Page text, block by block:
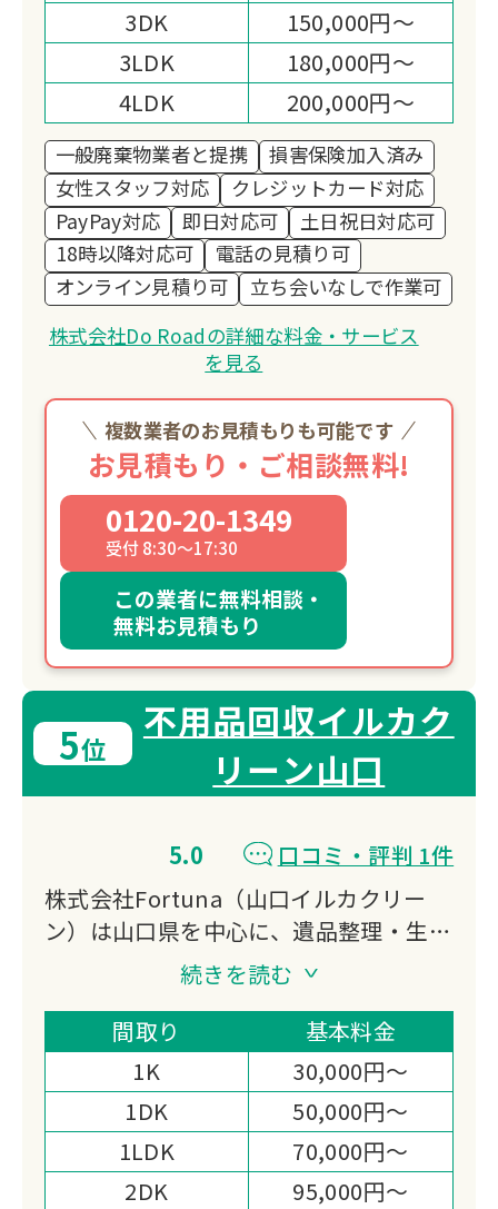
3DK
150,000円～
3LDK
180,000円～
4LDK
200,000円～
一般廃棄物業者と提携
損害保険加入済み
女性スタッフ対応
クレジットカード対応
PayPay対応
即日対応可
土日祝日対応可
18時以降対応可
電話の見積り可
オンライン見積り可
立ち会いなしで作業可
株式会社Do Roadの詳細な料金・サービス
を見る
複数業者のお見積もりも可能です
お見積もり・ご相談無料!
0120-20-1349
受付 8:30～17:30
この業者に無料相談・
無料お見積もり
5位
不用品回収イルカク
リーン山口
5.0
口コミ・評判 1件
株式会社Fortuna（山口イルカクリー
ン）は山口県を中心に、遺品整理・生前
整理・不用品回収などを行う地域密着型
の整理業者です。お客様一人ひとりの状
況に寄り添い、故人の想いを大切にしな
がら、丁寧かつスピーディーな作業でご
家族の負担を軽減します。
続きを読む
間取り
基本料金
1K
30,000円～
1DK
50,000円～
1LDK
70,000円～
2DK
95,000円～